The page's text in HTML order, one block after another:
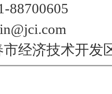
88700605
经济技术开发